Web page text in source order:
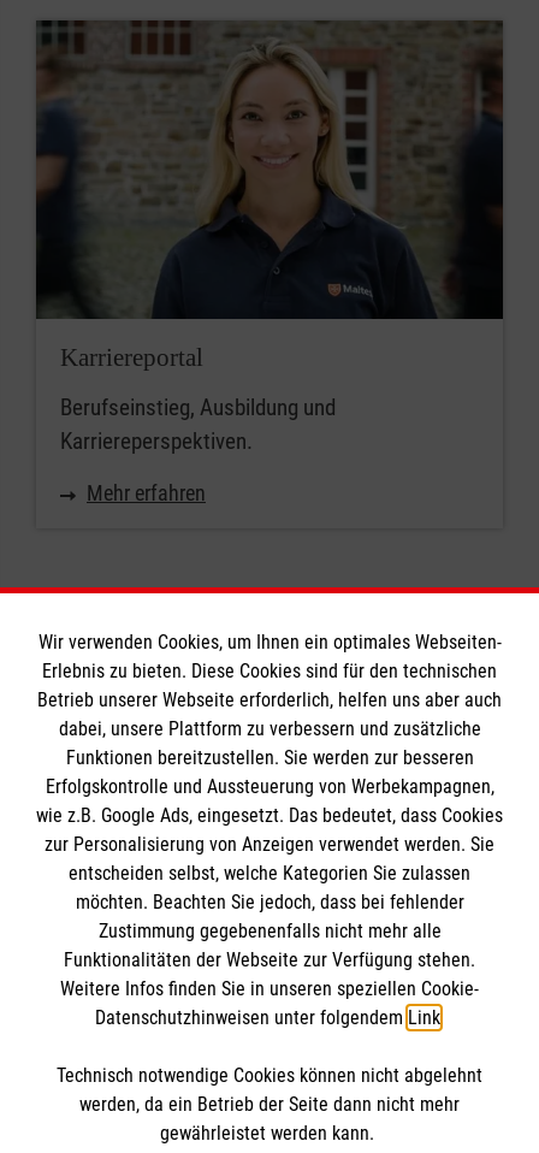
Karriereportal
Berufseinstieg, Ausbildung und
Karriereperspektiven.
Mehr erfahren
Informationen
Impressum
Datenschutz
Kontakt
Barrierefreiheit
Die Malteser
Malteser in Deutschland
Malteserorden
Sharepoint
Spendenkonto
IBAN: DE39 3706 0120 1201 2150 10
BIC: GENODED1PA7
So finden Sie uns
Wir verwenden Cookies, um Ihnen ein optimales Webseiten-
Erlebnis zu bieten. Diese Cookies sind für den technischen
Betrieb unserer Webseite erforderlich, helfen uns aber auch
dabei, unsere Plattform zu verbessern und zusätzliche
Funktionen bereitzustellen. Sie werden zur besseren
Erfolgskontrolle und Aussteuerung von Werbekampagnen,
wie z.B. Google Ads, eingesetzt. Das bedeutet, dass Cookies
zur Personalisierung von Anzeigen verwendet werden. Sie
entscheiden selbst, welche Kategorien Sie zulassen
möchten. Beachten Sie jedoch, dass bei fehlender
Zustimmung gegebenenfalls nicht mehr alle
Funktionalitäten der Webseite zur Verfügung stehen.
Weitere Infos finden Sie in unseren speziellen Cookie-
Datenschutzhinweisen unter folgendem Link.
Technisch notwendige Cookies können nicht abgelehnt
werden, da ein Betrieb der Seite dann nicht mehr
gewährleistet werden kann.